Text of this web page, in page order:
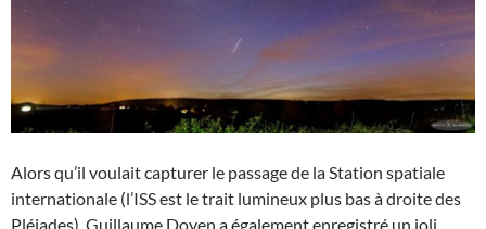
Alors qu’il voulait capturer le passage de la Station spatiale
internationale (l’ISS est le trait lumineux plus bas à droite des
Pléiades), Guillaume Doyen a également enregistré un joli